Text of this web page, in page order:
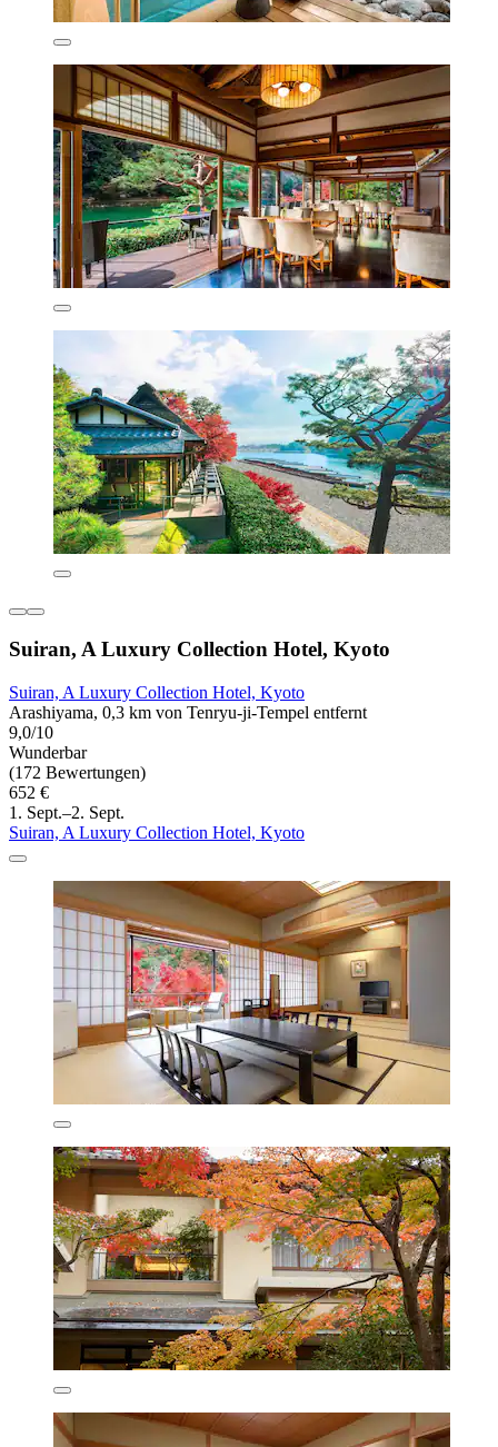
Suiran, A Luxury Collection Hotel, Kyoto
Suiran, A Luxury Collection Hotel, Kyoto
Arashiyama, 0,3 km von Tenryu-ji-Tempel entfernt
9,0/10
Wunderbar
(172 Bewertungen)
652 €
1. Sept.–2. Sept.
Suiran, A Luxury Collection Hotel, Kyoto